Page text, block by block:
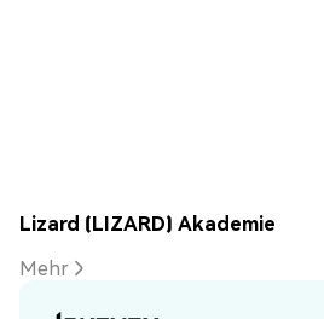
Lizard (LIZARD) Akademie
Mehr